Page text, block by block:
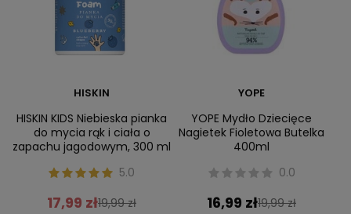
HISKIN
HISKIN KIDS Niebieska pianka
do mycia rąk i ciała o
zapachu jagodowym, 300 ml
5.0
17,99 zł19,99 zł
YOPE
YOPE Mydło Dziecięce
Nagietek Fioletowa Butelka
400ml
0.0
16,99 zł19,99 zł